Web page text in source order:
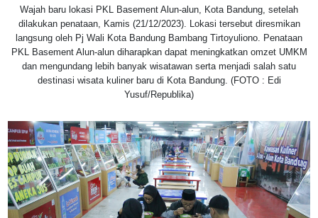
Wajah baru lokasi PKL Basement Alun-alun, Kota Bandung, setelah
dilakukan penataan, Kamis (21/12/2023). Lokasi tersebut diresmikan
langsung oleh Pj Wali Kota Bandung Bambang Tirtoyuliono. Penataan
PKL Basement Alun-alun diharapkan dapat meningkatkan omzet UMKM
dan mengundang lebih banyak wisatawan serta menjadi salah satu
destinasi wisata kuliner baru di Kota Bandung. (FOTO : Edi
Yusuf/Republika)